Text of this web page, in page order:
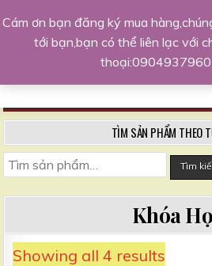
to
content
Trang kinh doanh
đầu
Chia sẻ kinh nghiệm, kiến thức
TÌM SẢN PHẨM THEO
Tìm
kiếm:
Tìm
Khóa
Showing all 4 results
Xin chào,tôi sẵn
Cám ơn bạn đăng ký mua
tới bạn,bạn có thể liên lạc với
thoại:0904937960